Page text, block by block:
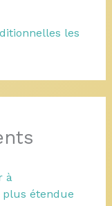
les
à
plus étendue